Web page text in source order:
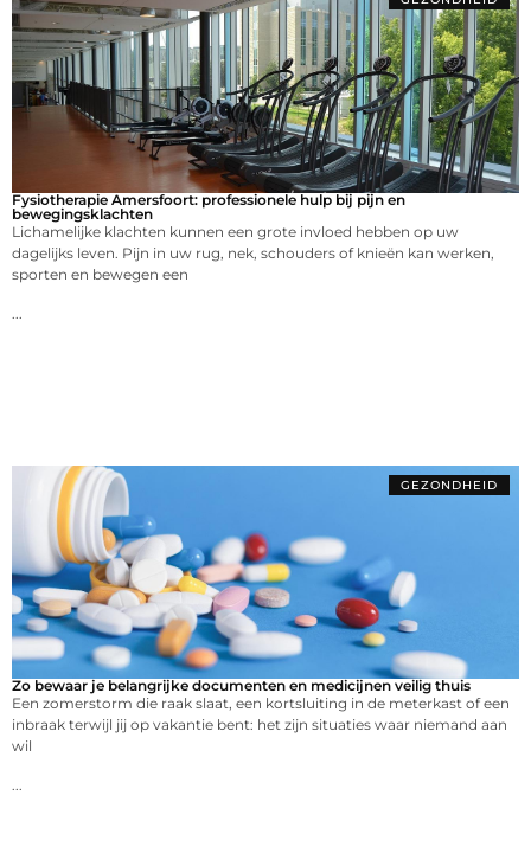
Fysiotherapie Amersfoort: professionele hulp bij pijn en
bewegingsklachten
Lichamelijke klachten kunnen een grote invloed hebben op uw
dagelijks leven. Pijn in uw rug, nek, schouders of knieën kan werken,
sporten en bewegen een
GEZONDHEID
Zo bewaar je belangrijke documenten en medicijnen veilig thuis
Een zomerstorm die raak slaat, een kortsluiting in de meterkast of een
inbraak terwijl jij op vakantie bent: het zijn situaties waar niemand aan
wil